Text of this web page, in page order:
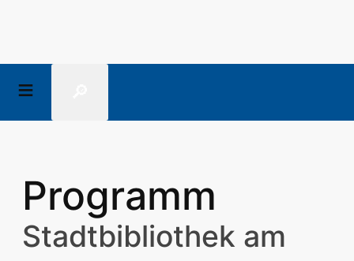
Programm
Stadtbibliothek am